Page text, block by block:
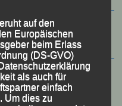
auf den
Europäischen
beim Erlass
(DS-GVO)
als auch für
einfach
Um dies zu